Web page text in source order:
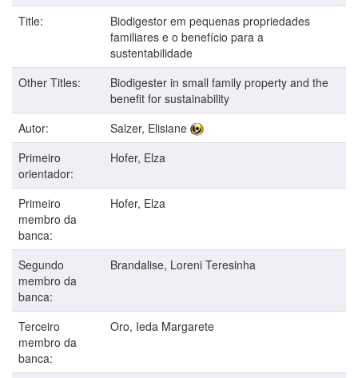
Title:
Biodigestor em pequenas propriedades
familiares e o benefício para a
sustentabilidade
Other Titles:
Biodigester in small family property and the
benefit for sustainability
Autor:
Salzer, Elisiane
Primeiro
orientador:
Hofer, Elza
Primeiro
membro da
banca:
Hofer, Elza
Segundo
membro da
banca:
Brandalise, Loreni Teresinha
Terceiro
membro da
banca:
Oro, Ieda Margarete